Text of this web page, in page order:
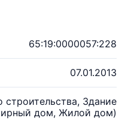
65:19:0000057:228
07.01.2013
строительства, Здание
дом, Жилой дом)